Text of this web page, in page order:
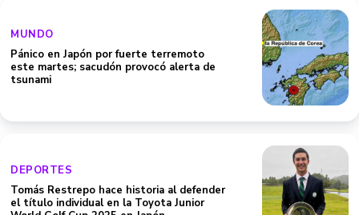
MUNDO
Pánico en Japón por fuerte terremoto
este martes; sacudón provocó alerta de
tsunami
DEPORTES
Tomás Restrepo hace historia al defender
el título individual en la Toyota Junior